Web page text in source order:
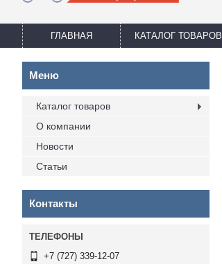
ГЛАВНАЯ КАТАЛОГ ТОВАРОВ
Каталог товаров
О компании
Новости
Статьи
Контакты
+7 (727) 339-12-07